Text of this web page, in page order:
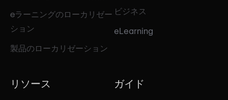
eラーニングのローカリゼー
ション
製品のローカリゼーション
ビジネス
eLearning
リソース ガイド